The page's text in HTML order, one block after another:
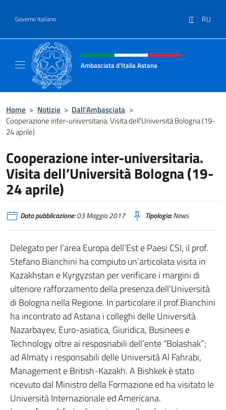
Governo Italiano IT RU
Intestazione sito, social e menù
Ambasciata d'Italia Astana
Home > Notizie > Dall’Ambasciata >
Cooperazione inter-universitaria. Visita dell’Università Bologna (19-
24 aprile)
Cooperazione inter-universitaria.
Visita dell’Università Bologna (19-
24 aprile)
Data pubblicazione:03 Maggio 2017 Tipologia:News
Delegato per l’area Europa dell’Est e Paesi CSI, il prof.
Stefano Bianchini ha compiuto un’articolata visita in
Kazakhstan e Kyrgyzstan per verificare i margini di
ulteriore rafforzamento della presenza dell’Università
di Bologna nella Regione. In particolare il prof.Bianchini
ha incontrato ad Astana i colleghi delle Università
Nazarbayev, Euro-asiatica, Giuridica, Businees e
Technology oltre ai resposnabili dell’ente “Bolashak”;
ad Almaty i responsabili delle Università Al Fahrabi,
Management e British-Kazakh. A Bishkek è stato
ricevuto dal Ministro della Formazione ed ha visitato le
Università Internazionale ed Americana.